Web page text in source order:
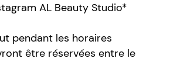
AL Beauty Studio*
pendant les horaires
être réservées entre le